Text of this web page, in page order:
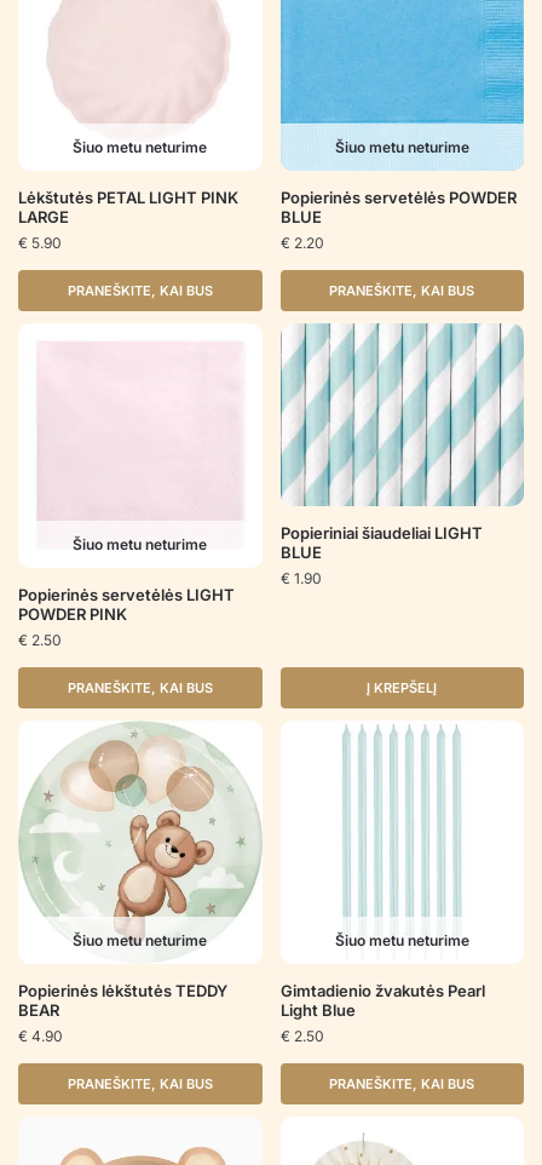
Šiuo metu neturime
Lėkštutės PETAL LIGHT PINK
LARGE
€ 5.90
PRANEŠKITE, KAI BUS
Šiuo metu neturime
Popierinės servetėlės POWDER
BLUE
€ 2.20
PRANEŠKITE, KAI BUS
Šiuo metu neturime
Popierinės servetėlės LIGHT
POWDER PINK
€ 2.50
PRANEŠKITE, KAI BUS
Popieriniai šiaudeliai LIGHT
BLUE
€ 1.90
Į KREPŠELĮ
Šiuo metu neturime
Popierinės lėkštutės TEDDY
BEAR
€ 4.90
PRANEŠKITE, KAI BUS
Šiuo metu neturime
Gimtadienio žvakutės Pearl
Light Blue
€ 2.50
PRANEŠKITE, KAI BUS